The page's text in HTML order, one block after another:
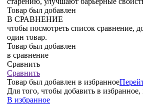
Товар был добавлен
В СРАВНЕНИЕ
чтобы посмотреть список сравнение,
один товар.
Товар был добавлен
в сравнение
Сравнить
Сравнить
Товар был добавлен в избранное
Для того, чтобы добавить в
В избранное